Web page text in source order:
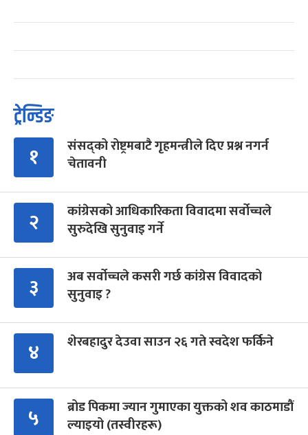
ट्रेन्डिङ
१
संसद्को रोष्ट्रमबाटै गृहमन्त्रीले दिए प्रश्न नगर्न
चेतावनी
२
कांग्रेसको आधिकारिकता विवादमा सर्वोच्चले
सुरुदेखि सुनुवाइ गर्ने
३
अब सर्वोच्चले कसरी गर्छ कांग्रेस विवादको
सुनुवाइ ?
४ शेरबहादुर देउवा साउन २६ गते स्वदेश फर्किने
५
ब्रोड पिकमा ज्यान गुमाएका युक्तको शव काठमाडौं
ल्याइयो (तस्वीरहरू)